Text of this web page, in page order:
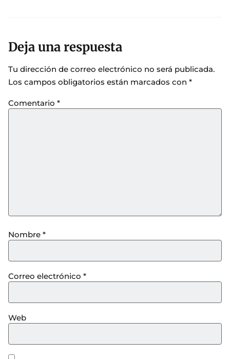
Deja una respuesta
Tu dirección de correo electrónico no será publicada.
Los campos obligatorios están marcados con *
Comentario *
Nombre *
Correo electrónico *
Web